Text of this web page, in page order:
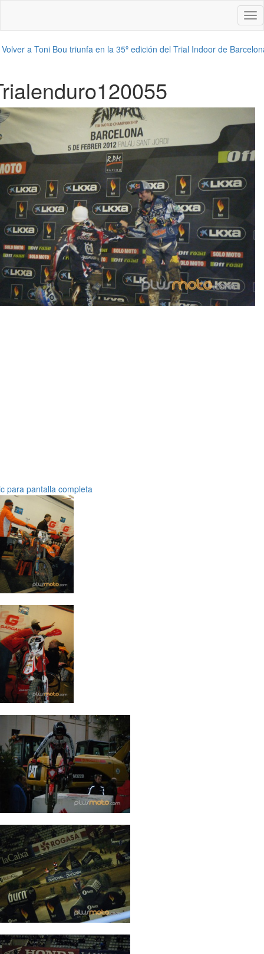
Volver a Toni Bou triunfa en la 35º edición del Trial Indoor de
para pantalla completa